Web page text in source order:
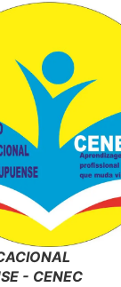
- CENEC